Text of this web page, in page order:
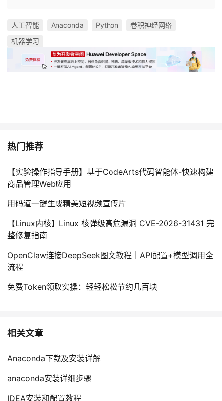
人工智能 Anaconda Python
卷积神经网络
机器学习
热门推荐
【实验操作指导手册】基于CodeArts代码智能体-快速构建
商品管理Web应用
用码道一键生成精美短视频宣传片
【Linux内核】Linux 核弹级高危漏洞 CVE-2026-31431 完
整修复指南
OpenClaw连接DeepSeek图文教程｜API配置+模型调用全
流程
免费Token领取实操：轻轻松松节约几百块
相关文章
Anaconda下载及安装详解
anaconda安装详细步骤
IDEA安装和配置教程